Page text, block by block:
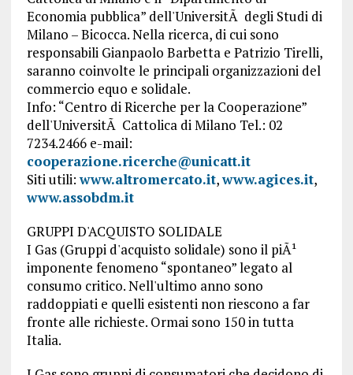
Economia pubblica” dell'UniversitÃ degli Studi di
Milano – Bicocca. Nella ricerca, di cui sono
responsabili Gianpaolo Barbetta e Patrizio Tirelli,
saranno coinvolte le principali organizzazioni del
commercio equo e solidale.
Info: “Centro di Ricerche per la Cooperazione”
dell'UniversitÃ Cattolica di Milano Tel.: 02
7234.2466 e-mail:
cooperazione.ricerche@unicatt.it
Siti utili:www.altromercato.it,www.agices.it,
www.assobdm.it
GRUPPI D'ACQUISTO SOLIDALE
I Gas (Gruppi d'acquisto solidale) sono il piÃ¹
imponente fenomeno “spontaneo” legato al
consumo critico. Nell'ultimo anno sono
raddoppiati e quelli esistenti non riescono a far
fronte alle richieste. Ormai sono 150 in tutta
Italia.